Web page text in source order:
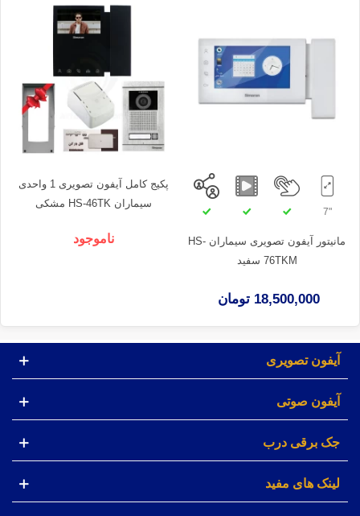
"7
مانیتور آیفون تصویری سیماران HS-
76TKM سفید
18,500,000 تومان
پکیج کامل آیفون تصویری 1 واحدی
سیماران HS-46TK مشکی
ناموجود
آیفون تصویری
آیفون صوتی
جک برقی درب
لینک های مفید